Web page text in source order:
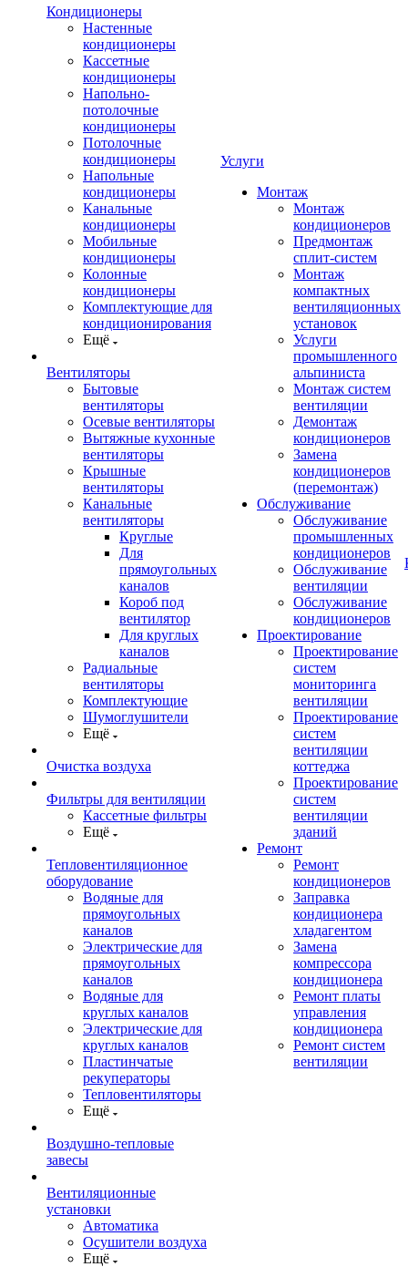
Кондиционеры
Настенные
кондиционеры
Кассетные
кондиционеры
Напольно-
потолочные
кондиционеры
Потолочные
кондиционеры
Напольные
кондиционеры
Канальные
кондиционеры
Мобильные
кондиционеры
Колонные
кондиционеры
Комплектующие для
кондиционирования
Ещё
Вентиляторы
Бытовые
вентиляторы
Осевые вентиляторы
Вытяжные кухонные
вентиляторы
Крышные
вентиляторы
Канальные
вентиляторы
Круглые
Для
прямоугольных
каналов
Короб под
вентилятор
Для круглых
каналов
Радиальные
вентиляторы
Комплектующие
Шумоглушители
Ещё
Очистка воздуха
Фильтры для вентиляции
Кассетные фильтры
Ещё
Тепловентиляционное
оборудование
Водяные для
прямоугольных
каналов
Электрические для
прямоугольных
каналов
Водяные для
круглых каналов
Электрические для
круглых каналов
Пластинчатые
рекуператоры
Тепловентиляторы
Ещё
Воздушно-тепловые
завесы
Вентиляционные
установки
Автоматика
Осушители воздуха
Ещё
Услуги
Монтаж
Монтаж
кондиционеров
Предмонтаж
сплит-систем
Монтаж
компактных
вентиляционных
установок
Услуги
промышленного
альпиниста
Монтаж систем
вентиляции
Демонтаж
кондиционеров
Замена
кондиционеров
(перемонтаж)
Обслуживание
Обслуживание
промышленных
кондиционеров
Обслуживание
вентиляции
Обслуживание
кондиционеров
Проектирование
Проектирование
систем
мониторинга
вентиляции
Проектирование
систем
вентиляции
коттеджа
Проектирование
систем
вентиляции
зданий
Ремонт
Ремонт
кондиционеров
Заправка
кондиционера
хладагентом
Замена
компрессора
кондиционера
Ремонт платы
управления
кондиционера
Ремонт систем
вентиляции